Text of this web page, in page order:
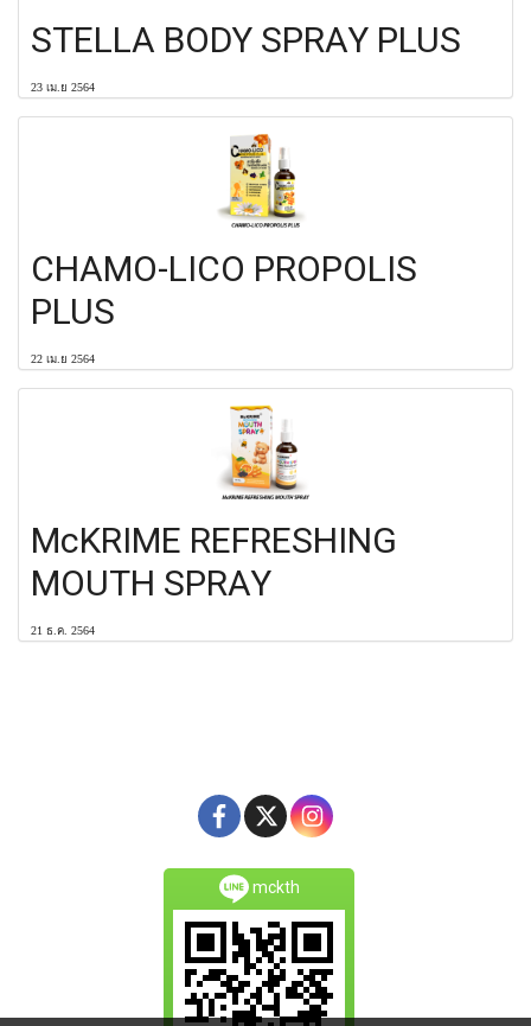
STELLA BODY SPRAY PLUS
23 เม.ย 2564
CHAMO-LICO PROPOLIS
PLUS
22 เม.ย 2564
McKRIME REFRESHING
MOUTH SPRAY
21 ธ.ค. 2564
mckth